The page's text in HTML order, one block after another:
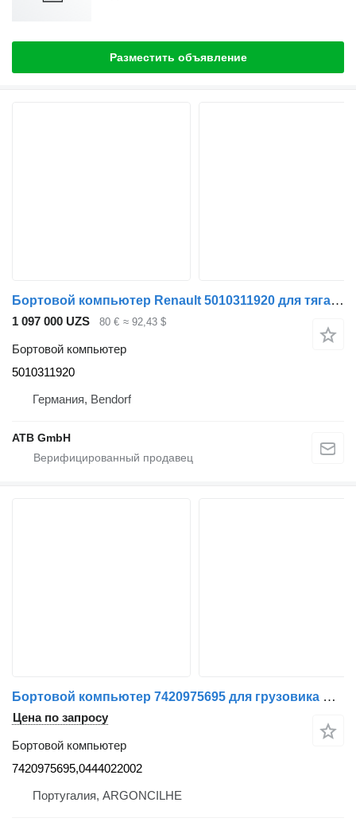
Разместить объявление
Бортовой компьютер Renault 5010311920 для тягача Renault Premium
1 097 000 UZS 80 € ≈ 92,43 $
Бортовой компьютер
5010311920
Германия, Bendorf
ATB GmbH
Бортовой компьютер 7420975695 для грузовика Renault Premium | 96
Цена по запросу
Бортовой компьютер
7420975695,0444022002
Португалия, ARGONCILHE